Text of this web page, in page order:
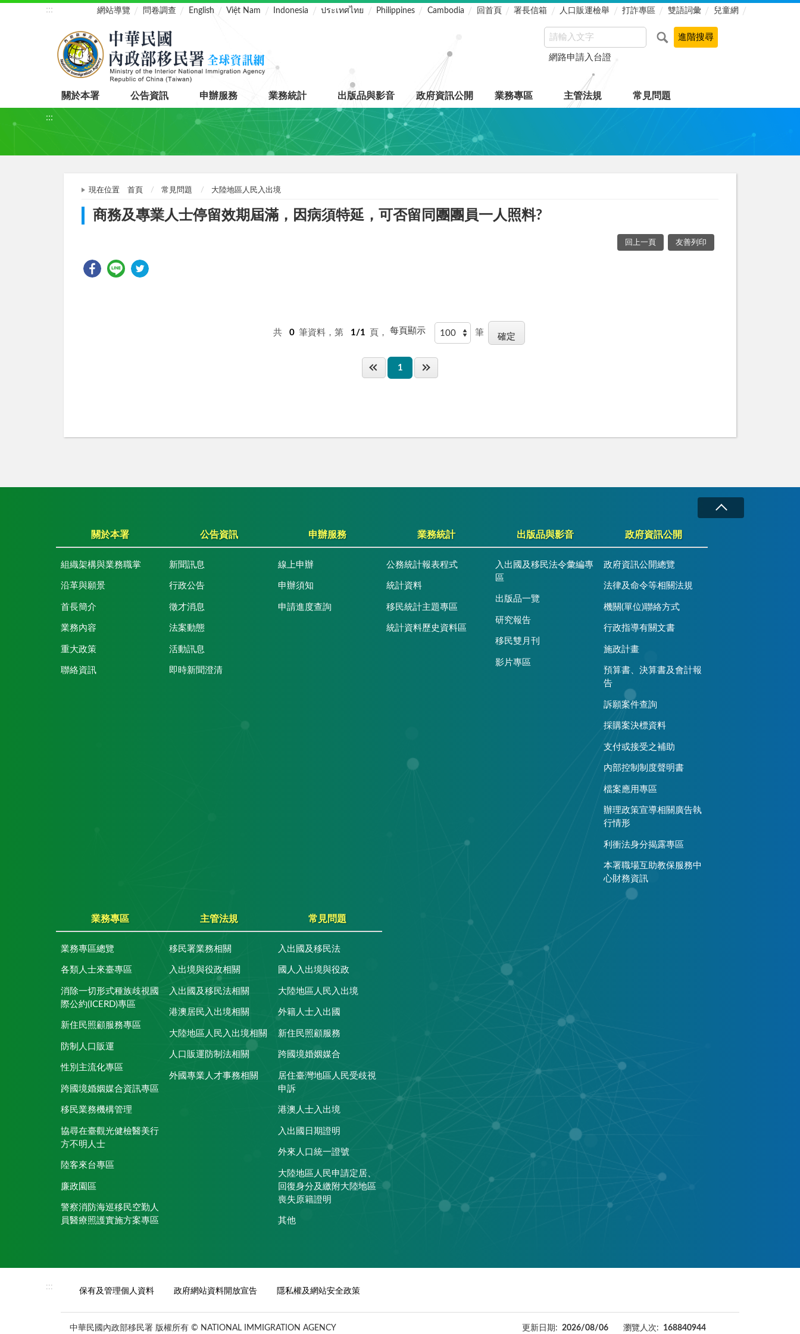
::: 網站導覽 問卷調查 English Việt Nam Indonesia ประเทศไทย Philippines Cambodia 回首頁 署長信箱 人口販運檢舉 打詐專區 雙語詞彙 兒童網
網路申請入台證
關於本署 公告資訊 申辦服務 業務統計 出版品與影音 政府資訊公開 業務專區 主管法規 常見問題
:::
現在位置 首頁 常見問題 大陸地區人民入出境
商務及專業人士停留效期屆滿，因病須特延，可否留同團團員一人照料?
回上一頁 友善列印
共 0 筆資料，第 1/1 頁， 每頁顯示 筆
1
關於本署
組織架構與業務職掌
沿革與願景
首長簡介
業務內容
重大政策
聯絡資訊
公告資訊
新聞訊息
行政公告
徵才消息
法案動態
活動訊息
即時新聞澄清
申辦服務
線上申辦
申辦須知
申請進度查詢
業務統計
公務統計報表程式
統計資料
移民統計主題專區
統計資料歷史資料區
出版品與影音
入出國及移民法令彙編專
區
出版品一覽
研究報告
移民雙月刊
影片專區
政府資訊公開
政府資訊公開總覽
法律及命令等相關法規
機關(單位)聯絡方式
行政指導有關文書
施政計畫
預算書、決算書及會計報
告
訴願案件查詢
採購案決標資料
支付或接受之補助
內部控制制度聲明書
檔案應用專區
辦理政策宣導相關廣告執
行情形
利衝法身分揭露專區
本署職場互助教保服務中
心財務資訊
業務專區
業務專區總覽
各類人士來臺專區
消除一切形式種族歧視國
際公約(ICERD)專區
新住民照顧服務專區
防制人口販運
性別主流化專區
跨國境婚姻媒合資訊專區
移民業務機構管理
協尋在臺觀光健檢醫美行
方不明人士
陸客來台專區
廉政園區
警察消防海巡移民空勤人
員醫療照護實施方案專區
主管法規
移民署業務相關
入出境與役政相關
入出國及移民法相關
港澳居民入出境相關
大陸地區人民入出境相關
人口販運防制法相關
外國專業人才事務相關
常見問題
入出國及移民法
國人入出境與役政
大陸地區人民入出境
外籍人士入出國
新住民照顧服務
跨國境婚姻媒合
居住臺灣地區人民受歧視
申訴
港澳人士入出境
入出國日期證明
外來人口統一證號
大陸地區人民申請定居、
回復身分及繳附大陸地區
喪失原籍證明
其他
:::
保有及管理個人資料 政府網站資料開放宣告 隱私權及網站安全政策
中華民國內政部移民署 版權所有 © NATIONAL IMMIGRATION AGENCY 更新日期: 2026/08/06 瀏覽人次: 168840944